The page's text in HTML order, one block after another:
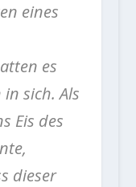
eines
es
sich. Als
Eis des
dieser